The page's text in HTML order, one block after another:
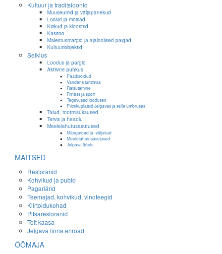
Kultuur ja traditsioonid
Muuseumid ja väljapanekud
Lossid ja mõisad
Kirikud ja kloostrid
Käsitöö
Mälestusmärgid ja ajaloolised paigad
Kultuuriobjektid
Seiklus
Loodus ja pargid
Aktiivne puhkus
Paadisõidud
Vandens turizmas
Ratsutamine
Fitness ja sport
Tegevused looduses
Piknikuplatsid Jelgavas ja selle ümbruses
Talud, tootmisüksused
Tervis ja heaolu
Meelelahutusasutused
Mängutoad ja -väljakud
Meelelahutusasutused
Jelgava ööelu
MAITSED
Restoranid
Kohvikud ja pubid
Pagariärid
Teemajad, kohvikud, vinoteegid
Kiirtoidukohad
Pitsarestoranid
Toit kaasa
Jelgava linna eriroad
ÖÖMAJA